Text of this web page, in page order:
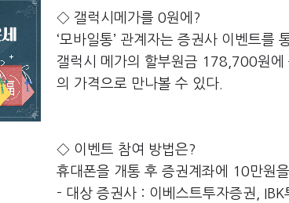
◇ 갤럭시메가를 0원에?
‘모바일통’ 관계자는 증권사 이벤트를
갤럭시 메가의 할부원금 178,700원
의 가격으로 만나볼 수 있다.
◇ 이벤트 참여 방법은?
휴대폰을 개통 후 증권계좌에 10만원
- 대상 증권사 : 이베스트투자증권, IBK